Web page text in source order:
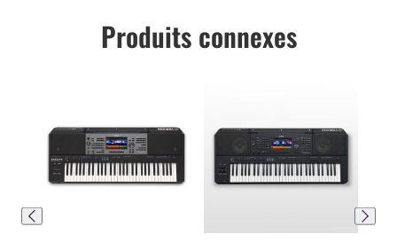
Produits connexes